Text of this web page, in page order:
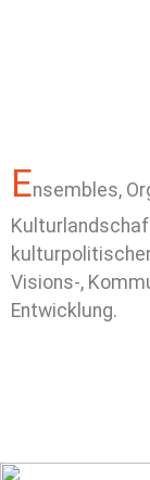
Ensembles,
Visions-,
Entwicklung.